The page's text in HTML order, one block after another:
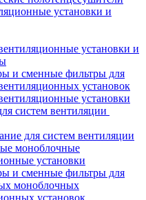
установки и
установки и
и сменные фильтры для
установок
установки
систем вентиляции
для систем вентиляции
моноблочные
установки
и сменные фильтры для
моноблочных
установок